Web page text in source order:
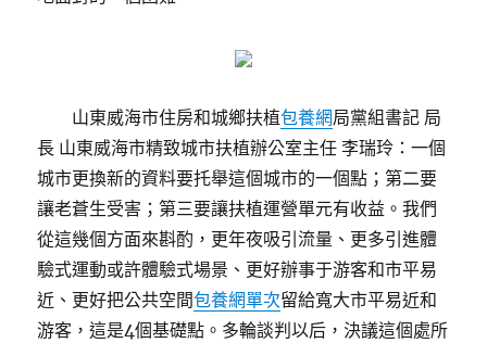
山東威海市住房和城鄉扶植包養網局黨組書記 局
長 山東威海市精致城市扶植辦公室主任 李瑞玲：一個
城市更換新的資料要托舉這個城市的一個點；第二要
讓老蒼生受害；第三要讓扶植運營單元有收益。我們
從這幾個方面來斟酌，更年夜吸引流量、更多引進體
驗式運動或許體驗式場景、更好辦事于游客和市平易
近、更好把公共空間包養網單次留給寬大市平易近和
游客，這是4個基礎點。多輪談判以后，決議這個處所